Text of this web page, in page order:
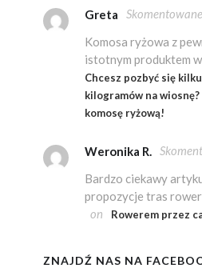
Greta
Skomentowane
Komosa ryżowa z
istotnym produktem w
Chcesz pozbyć się
kilogramów na
komosę ryżową!
Weronika R.
Bardzo ciekawy
propozycje tras
on
Rowerem przez
ZNAJDŹ NAS NA